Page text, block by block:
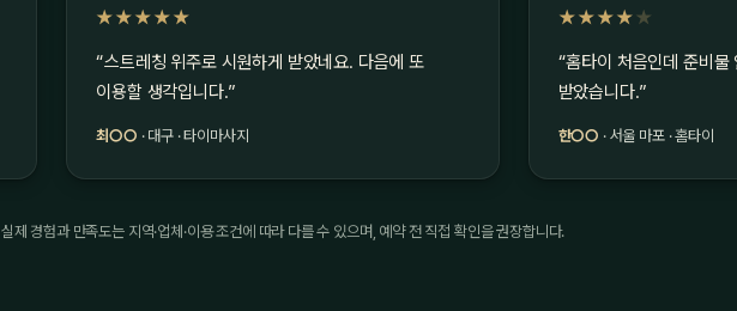
★★★★★
“스트레칭 위주로 시원하게 받았네요. 다음에 또
이용할 생각입니다.”
최○○ · 대구 · 타이마사지
★★★★ ★
“홈타이 처음인데 준비물
받았습니다.”
한○○ · 서울 마포 · 홈타이
실제 경험과 만족도는 지역·업체·이용 조건에 따라 다를 수 있으며, 예약 전 직접 확인을 권장합니다.